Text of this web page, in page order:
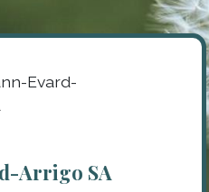
Arrigo SA